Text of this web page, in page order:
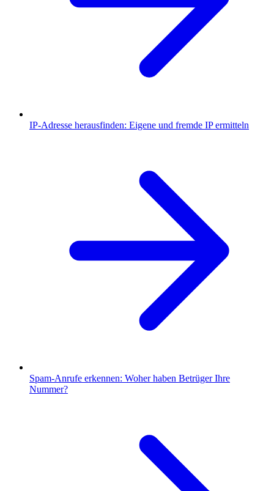
IP-Adresse herausfinden: Eigene und fremde IP ermitteln
Spam-Anrufe erkennen: Woher haben Betrüger Ihre
Nummer?